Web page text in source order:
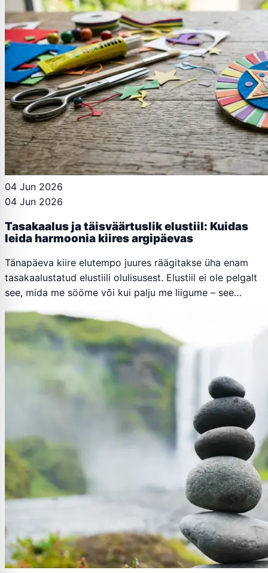
04 Jun 2026
04 Jun 2026
Tasakaalus ja täisväärtuslik elustiil: Kuidas
leida harmoonia kiires argipäevas
Tänapäeva kiire elutempo juures räägitakse üha enam
tasakaalustatud elustiili olulisusest. Elustiil ei ole pelgalt
see, mida me sööme või kui palju me liigume – see…